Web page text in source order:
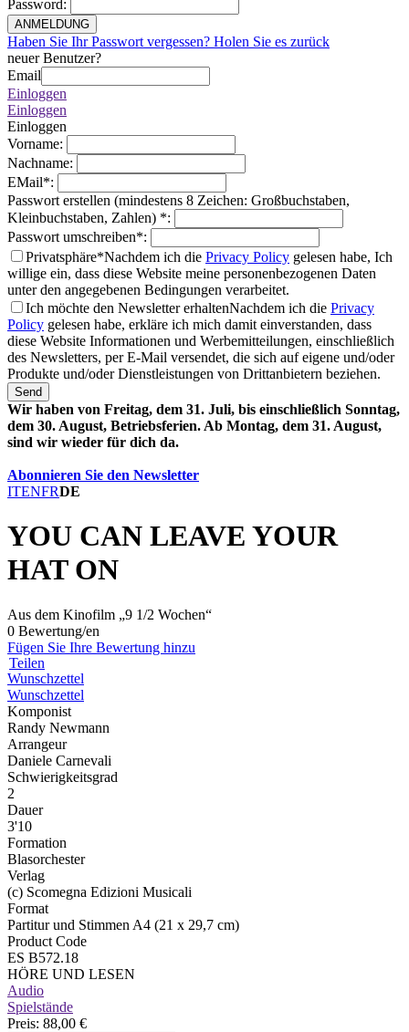
Password:
ANMELDUNG
Haben Sie Ihr Passwort vergessen? Holen Sie es zurück
neuer Benutzer?
Email
Einloggen
Einloggen
Einloggen
Vorname:
Nachname:
EMail*:
Passwort erstellen (mindestens 8 Zeichen: Großbuchstaben,
Kleinbuchstaben, Zahlen) *:
Passwort umschreiben*:
Privatsphäre*Nachdem ich die Privacy Policy gelesen habe, Ich
willige ein, dass diese Website meine personenbezogenen Daten
unter den angegebenen Bedingungen verarbeitet.
Ich möchte den Newsletter erhaltenNachdem ich die Privacy
Policy gelesen habe, erkläre ich mich damit einverstanden, dass
diese Website Informationen und Werbemitteilungen, einschließlich
des Newsletters, per E-Mail versendet, die sich auf eigene und/oder
Produkte und/oder Dienstleistungen von Drittanbietern beziehen.
Send
Wir haben von Freitag, dem 31. Juli, bis einschließlich Sonntag,
dem 30. August, Betriebsferien. Ab Montag, dem 31. August,
sind wir wieder für dich da.
Abonnieren Sie den Newsletter
ITENFRDE
YOU CAN LEAVE YOUR
HAT ON
Aus dem Kinofilm „9 1/2 Wochen“
0 Bewertung/en
Fügen Sie Ihre Bewertung hinzu
Teilen
Wunschzettel
Wunschzettel
Komponist
Randy Newmann
Arrangeur
Daniele Carnevali
Schwierigkeitsgrad
2
Dauer
3'10
Formation
Blasorchester
Verlag
(c) Scomegna Edizioni Musicali
Format
Partitur und Stimmen A4 (21 x 29,7 cm)
Product Code
ES B572.18
HÖRE UND LESEN
Audio
Spielstände
Preis: 88,00 €